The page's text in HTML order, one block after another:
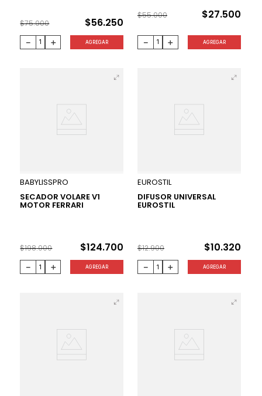
$75.000 $56.250
＋
－ AGREGAR
$55.000 $27.500
＋
－ AGREGAR
BABYLISSPRO
SECADOR VOLARE V1
MOTOR FERRARI
$198.000 $124.700
＋
－ AGREGAR
EUROSTIL
DIFUSOR UNIVERSAL
EUROSTIL
$12.900 $10.320
＋
－ AGREGAR